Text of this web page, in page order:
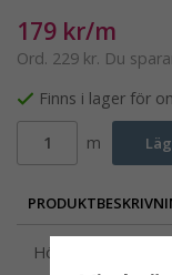
179 kr/m
Ord. 229 kr. Du
Finns i lager för
m
Högsommar,